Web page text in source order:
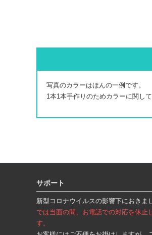
写真のカラーはほんの一例です。
1本1本手作りのためカラーに関し
サポート
新型コロナウイルスの影響下におきま
では当面の間、お電話での対応を休止
す。